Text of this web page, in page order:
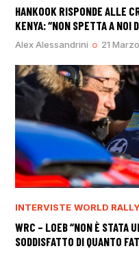
HANKOOK RISPONDE ALLE
KENYA: “NON SPETTA A NOI
Alex Alessandrini 21
INTERVISTE WORLD
WRC – LOEB “NON È STATA
SODDISFATTO DI QUANTO